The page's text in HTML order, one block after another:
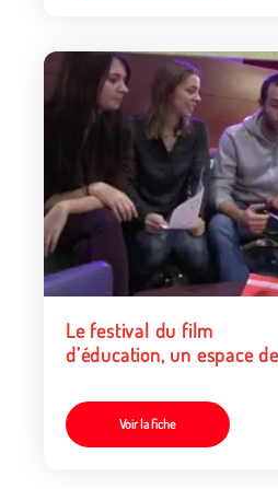
Le festival du film
d’éducation, un espace de
Voir la fiche